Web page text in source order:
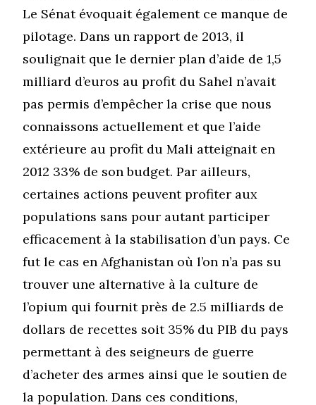
Le Sénat évoquait également ce manque de
pilotage. Dans un rapport de 2013, il
soulignait que le dernier plan d’aide de 1,5
milliard d’euros au profit du Sahel n’avait
pas permis d’empêcher la crise que nous
connaissons actuellement et que l’aide
extérieure au profit du Mali atteignait en
2012 33% de son budget. Par ailleurs,
certaines actions peuvent profiter aux
populations sans pour autant participer
efficacement à la stabilisation d’un pays. Ce
fut le cas en Afghanistan où l’on n’a pas su
trouver une alternative à la culture de
l’opium qui fournit près de 2.5 milliards de
dollars de recettes soit 35% du PIB du pays
permettant à des seigneurs de guerre
d’acheter des armes ainsi que le soutien de
la population. Dans ces conditions,